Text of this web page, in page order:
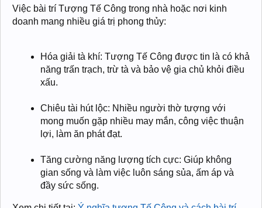
Việc bài trí Tượng Tế Công trong nhà hoặc nơi kinh
doanh mang nhiều giá trị phong thủy:
Hóa giải tà khí: Tượng Tế Công được tin là có khả
năng trấn trạch, trừ tà và bảo vệ gia chủ khỏi điều
xấu.
Chiêu tài hút lộc: Nhiều người thờ tượng với
mong muốn gặp nhiều may mắn, công việc thuận
lợi, làm ăn phát đạt.
Tăng cường năng lượng tích cực: Giúp không
gian sống và làm việc luôn sáng sủa, ấm áp và
đầy sức sống.